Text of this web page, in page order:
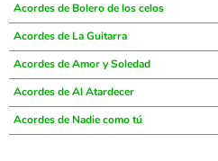
Acordes de Bolero de los celos
Acordes de La Guitarra
Acordes de Amor y Soledad
Acordes de Al Atardecer
Acordes de Nadie como tú